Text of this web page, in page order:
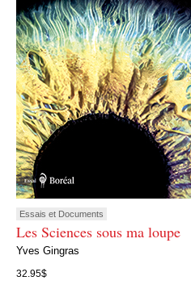
Essais et Documents
Les Sciences sous ma loupe
Yves Gingras
32.95$